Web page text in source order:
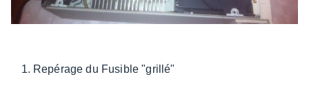
Repérage du Fusible "grillé"